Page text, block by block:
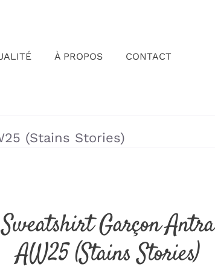
À PROPOS CONTACT
(Stains Stories)
Sweatshirt Garçon Antra
AW25 (Stains Stories)